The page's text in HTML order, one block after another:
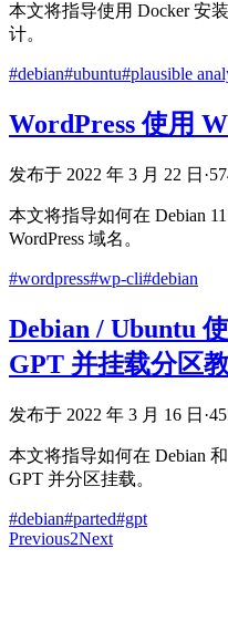
本文将指导使用 Docker 安
计。
#debian#ubuntu#plausible
WordPress 使用
发布于 2022 年 3 月 22 日 ·
本文将指导如何在 Debian
WordPress 域名。
#wordpress#wp-cli#debian
Debian / Ubuntu
GPT 并挂载分区
发布于 2022 年 3 月 16 日 ·
本文将指导如何在 Debian
GPT 并分区挂载。
#debian#parted#gpt
Previous2Next